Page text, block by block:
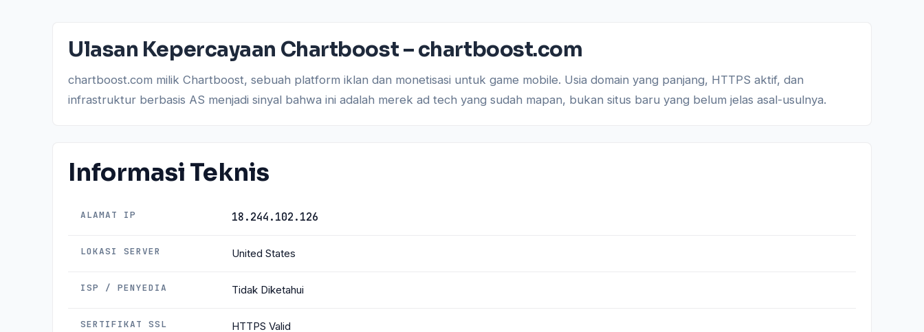
Ulasan Kepercayaan Chartboost – chartboost.com
chartboost.com milik Chartboost, sebuah platform iklan dan monetisasi untuk game mobile. Usia domain yang panjang, HTTPS aktif, dan
infrastruktur berbasis AS menjadi sinyal bahwa ini adalah merek ad tech yang sudah mapan, bukan situs baru yang belum jelas asal-usulnya.
Informasi Teknis
ALAMAT IP 18.244.102.126
LOKASI SERVER United States
ISP / PENYEDIA Tidak Diketahui
SERTIFIKAT SSL HTTPS Valid